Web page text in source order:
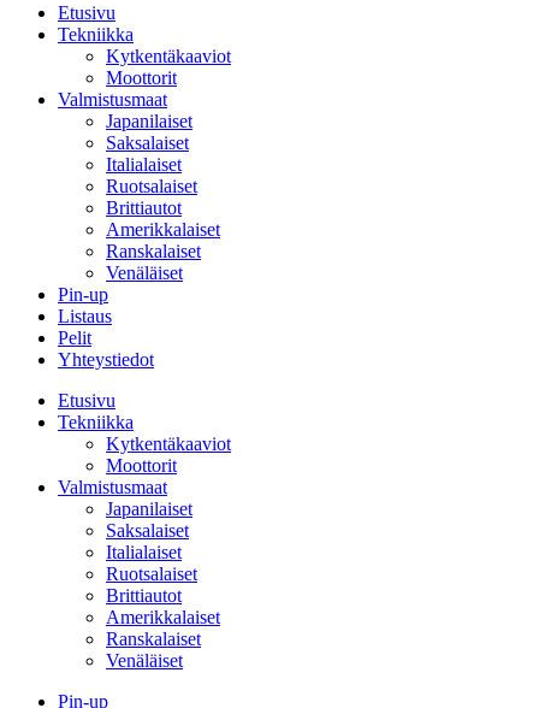
Etusivu
Tekniikka
Kytkentäkaaviot
Moottorit
Valmistusmaat
Japanilaiset
Saksalaiset
Italialaiset
Ruotsalaiset
Brittiautot
Amerikkalaiset
Ranskalaiset
Venäläiset
Pin-up
Listaus
Pelit
Yhteystiedot
Etusivu
Tekniikka
Kytkentäkaaviot
Moottorit
Valmistusmaat
Japanilaiset
Saksalaiset
Italialaiset
Ruotsalaiset
Brittiautot
Amerikkalaiset
Ranskalaiset
Venäläiset
Pin-up